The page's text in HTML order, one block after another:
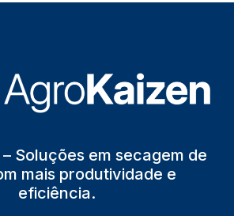
– Soluções em secagem de
mais produtividade e
eficiência.